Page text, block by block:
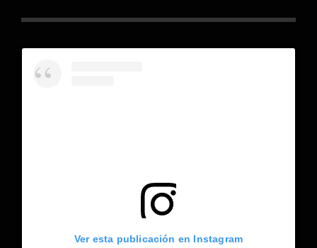
Ver esta publicación en Instagram